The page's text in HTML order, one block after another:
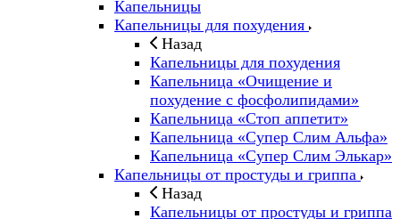
Капельницы
Капельницы для похудения
Назад
Капельницы для похудения
Капельница «Очищение и
похудение с фосфолипидами»
Капельница «Стоп аппетит»
Капельница «Супер Слим Альфа»
Капельница «Супер Слим Элькар»
Капельницы от простуды и гриппа
Назад
Капельницы от простуды и гриппа